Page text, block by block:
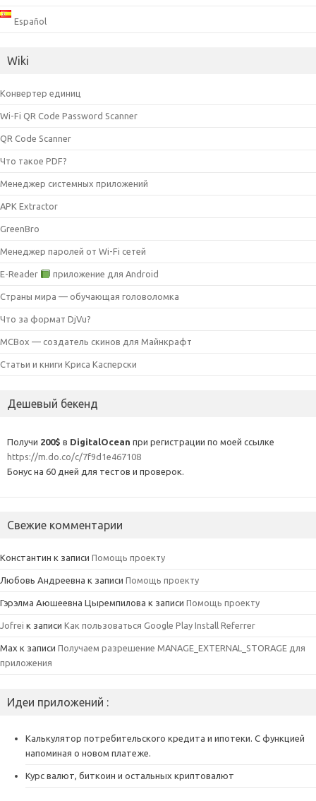
Español
Wiki
Конвертер единиц
Wi-Fi QR Code Password Scanner
QR Code Scanner
Что такое PDF?
Менеджер системных приложений
APK Extractor
GreenBro
Менеджер паролей от Wi-Fi сетей
E-Reader приложение для Android
Страны мира — обучающая головоломка
Что за формат DjVu?
MCBox — создатель скинов для Майнкрафт
Статьи и книги Криса Касперски
Дешевый бекенд
Получи 200$ в DigitalOcean при регистрации по моей ссылке
https://m.do.co/c/7f9d1e467108
Бонус на 60 дней для тестов и проверок.
Свежие комментарии
Константин к записи Помощь проекту
Любовь Андреевна к записи Помощь проекту
Гэрэлма Аюшеевна Цыремпилова к записи Помощь проекту
Jofrei к записи Как пользоваться Google Play Install Referrer
Max к записи Получаем разрешение MANAGE_EXTERNAL_STORAGE для
приложения
Идеи приложений :
Калькулятор потребительского кредита и ипотеки. С функцией
напоминая о новом платеже.
Курс валют, биткоин и остальных криптовалют